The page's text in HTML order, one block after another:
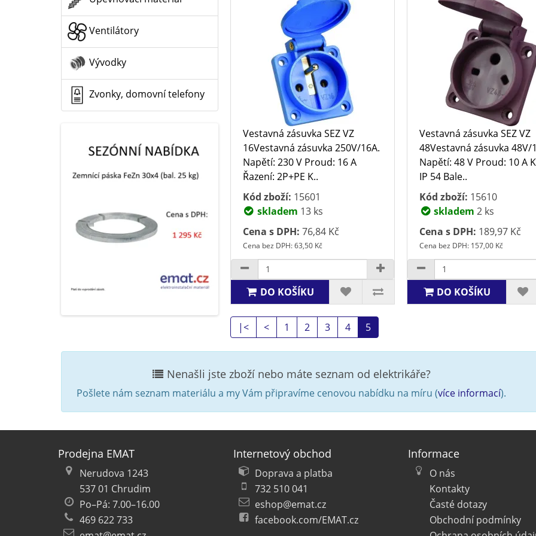
Ventilátory
Vývodky
Zvonky, domovní telefony
Vestavná zásuvka SEZ VZ
16Vestavná zásuvka 250V/16A.
Napětí: 230 V Proud: 16 A
Řazení: 2P+PE K..
Kód zboží: 15601
skladem 13 ks
Cena s DPH: 76,84 Kč
Cena bez DPH: 63,50 Kč
DO KOŠÍKU
Vestavná zásuvka SEZ VZ
48Vestavná zásuvka 48V/
Napětí: 48 V Proud: 10 A
IP 54 Bale..
Kód zboží: 15610
skladem 2 ks
Cena s DPH: 189,97 Kč
Cena bez DPH: 157,00 Kč
DO KOŠÍKU
|< < 1 2 3 4 5
Nenašli jste zboží nebo máte seznam od elektrikáře?
Pošlete nám seznam materiálu a my Vám připravíme cenovou nabídku na míru (více informací).
Prodejna EMAT
Nerudova 1243
537 01 Chrudim
Po–Pá: 7.00–16.00
469 622 733
Internetový obchod
Doprava a platba
732 510 041
eshop@emat.cz
facebook.com/EMAT.cz
Informace
O nás
Kontakty
Časté dotazy
Obchodní podmínky